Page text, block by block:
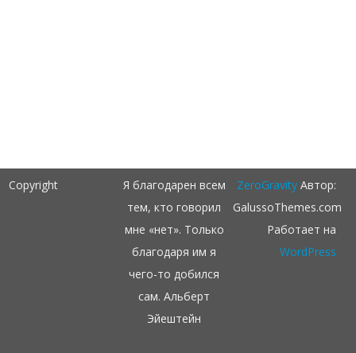
Copyright
Я благодарен всем
тем, кто говорил
мне «нет». Только
благодаря им я
чего-то добился
сам. Альберт
Эйештейн
ZeroGravityАвтор:
GalussoThemes.com
Работает на
WordPress